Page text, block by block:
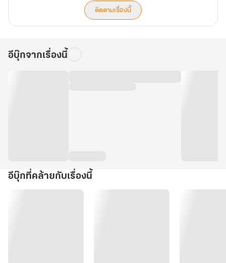
ผู้ใดจะรู้ว่าสาเหตุที่แท้จริงของการเป็นหญิงอัปลักษณ์สติวิปลาสมีเบื้อง
หลังซ่อนอยู่!
กลับมารุ่งเรืองเพื่อชีวิตสุขสงบ
แต่ใจคนล้วนเหมือนขยะ ทรยศหักหลัง ชิงชังริษยา เห็นผู้ใดอ่อนแอกว่าก็
ติดตามเรื่องนี้
อีบุ๊กจากเรื่องนี้
อีบุ๊กที่คล้ายกับเรื่องนี้